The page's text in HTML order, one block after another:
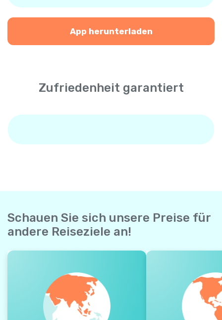
App herunterladen
Zufriedenheit garantiert
Schauen Sie sich unsere Preise für
andere Reiseziele an!